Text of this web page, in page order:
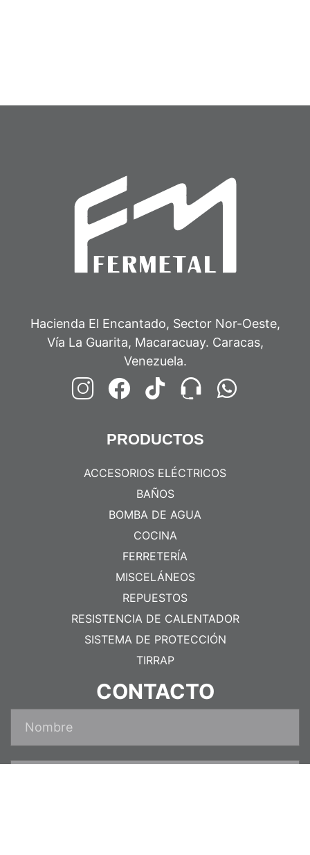
Hacienda El Encantado, Sector Nor-Oeste,
Vía La Guarita, Macaracuay. Caracas,
Venezuela.
PRODUCTOS
ACCESORIOS ELÉCTRICOS
BAÑOS
BOMBA DE AGUA
COCINA
FERRETERÍA
MISCELÁNEOS
REPUESTOS
RESISTENCIA DE CALENTADOR
SISTEMA DE PROTECCIÓN
TIRRAP
CONTACTO